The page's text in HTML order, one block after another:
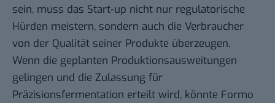
sein, muss das Start-up nicht nur regulatorische
Hürden meistern, sondern auch die Verbraucher
von der Qualität seiner Produkte überzeugen.
Wenn die geplanten Produktionsausweitungen
gelingen und die Zulassung für
Präzisionsfermentation erteilt wird, könnte Formo